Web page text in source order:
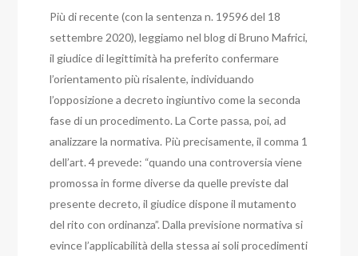
Più di recente (con la sentenza n. 19596 del 18
settembre 2020), leggiamo nel blog di Bruno Mafrici,
il giudice di legittimità ha preferito confermare
l’orientamento più risalente, individuando
l’opposizione a decreto ingiuntivo come la seconda
fase di un procedimento.La Corte passa, poi, ad
analizzare la normativa. Più precisamente, il comma 1
dell’art. 4 prevede: “quando una controversia viene
promossa in forme diverse da quelle previste dal
presente decreto, il giudice dispone il mutamento
del rito con ordinanza”.Dalla previsione normativa si
evince l’applicabilità della stessa ai soli procedimenti